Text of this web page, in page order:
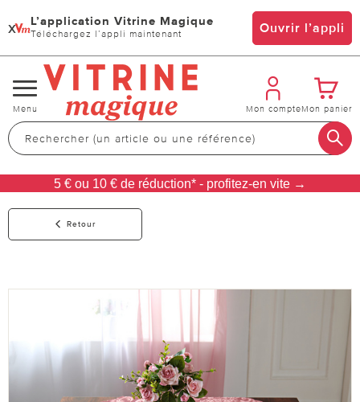
x L’application Vitrine Magique
Téléchargez l’appli maintenant Ouvrir l’appli
Changer
de
navigation
Menu Mon compteMon panier
5 € ou 10 € de réduction* - profitez-en vite →
Retour